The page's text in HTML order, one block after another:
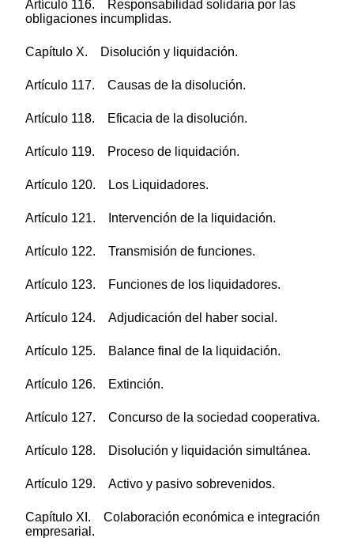
Artículo 116. Responsabilidad solidaria por las
obligaciones incumplidas.
Capítulo X. Disolución y liquidación.
Artículo 117. Causas de la disolución.
Artículo 118. Eficacia de la disolución.
Artículo 119. Proceso de liquidación.
Artículo 120. Los Liquidadores.
Artículo 121. Intervención de la liquidación.
Artículo 122. Transmisión de funciones.
Artículo 123. Funciones de los liquidadores.
Artículo 124. Adjudicación del haber social.
Artículo 125. Balance final de la liquidación.
Artículo 126. Extinción.
Artículo 127. Concurso de la sociedad cooperativa.
Artículo 128. Disolución y liquidación simultánea.
Artículo 129. Activo y pasivo sobrevenidos.
Capítulo XI. Colaboración económica e integración
empresarial.